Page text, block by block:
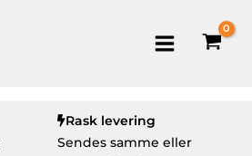
Rask levering
Sendes samme eller